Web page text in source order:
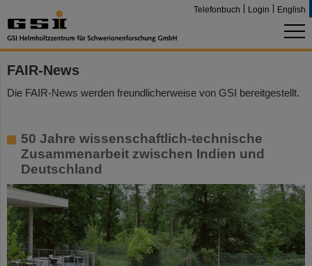
Telefonbuch Login English
FAIR-News
Die FAIR-News werden freundlicherweise von GSI bereitgestellt.
50 Jahre wissenschaftlich-technische
Zusammenarbeit zwischen Indien und
Deutschland